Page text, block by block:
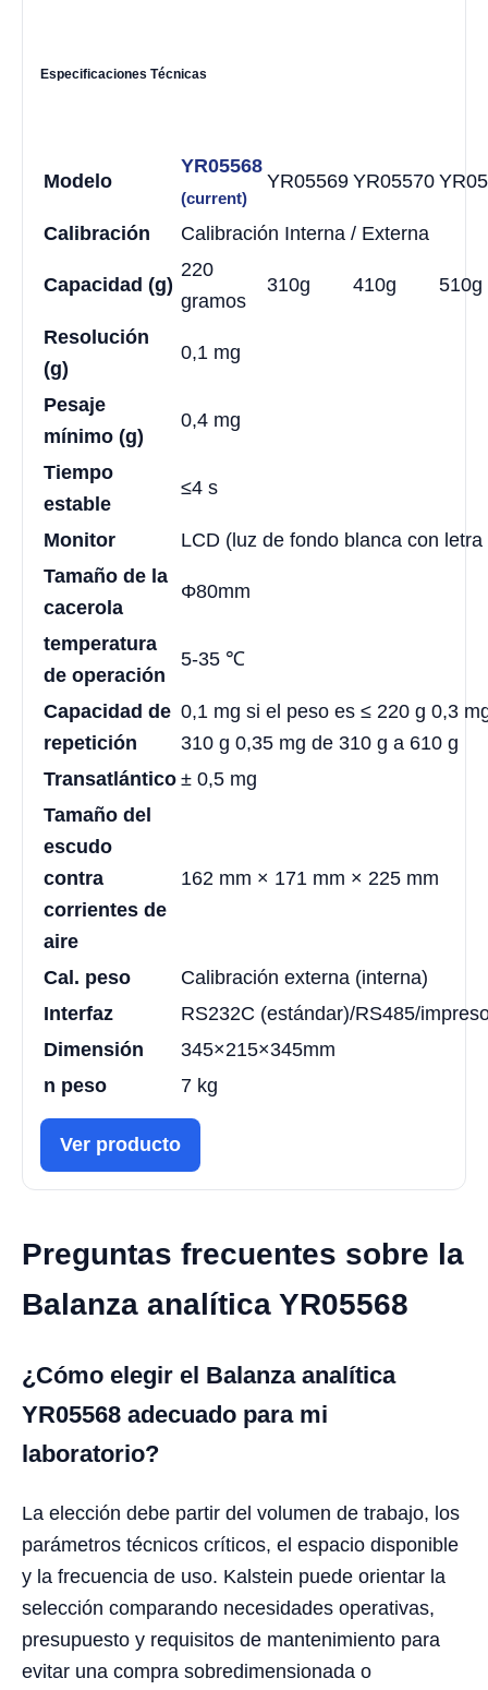
Especificaciones Técnicas
Modelo
YR05568
(current)
YR05569 YR05570
Calibración Calibración Interna / Externa
Capacidad (g)
220
gramos
310g 410g 510g
Resolución
(g)
0,1 mg
Pesaje
mínimo (g)
0,4 mg
Tiempo
estable
≤4 s
Monitor
LCD (luz de fondo blanca con letra
Tamaño de la
cacerola
Φ80mm
temperatura
de operación
5-35 ℃
Capacidad de
repetición
0,1 mg si el peso es ≤ 220 g 0,3
310 g 0,35 mg de 310 g a 610 g
Transatlántico ± 0,5 mg
Tamaño del
escudo
contra
corrientes de
aire
162 mm × 171 mm × 225 mm
Cal. peso
Calibración externa (interna)
Interfaz
RS232C (estándar)/RS485/
Dimensión
345×215×345mm
n peso
7 kg
Ver producto
Preguntas frecuentes sobre la
Balanza analítica YR05568
¿Cómo elegir el Balanza analítica
YR05568 adecuado para mi
laboratorio?
La elección debe partir del volumen de trabajo, los
parámetros técnicos críticos, el espacio disponible
y la frecuencia de uso. Kalstein puede orientar la
selección comparando necesidades operativas,
presupuesto y requisitos de mantenimiento para
evitar una compra sobredimensionada o